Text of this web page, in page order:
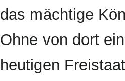
das mächtige
Ohne von dort
heutigen